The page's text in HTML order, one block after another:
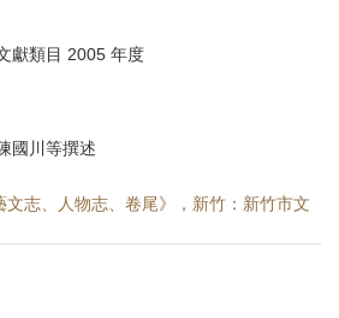
獻類目 2005 年度
國川等撰述
文志、人物志、卷尾》，新竹：新竹市文